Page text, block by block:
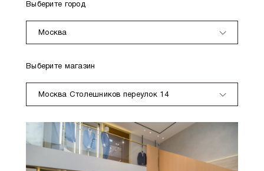
Выберите город
Москва
Выберите магазин
Москва Столешников переулок 14